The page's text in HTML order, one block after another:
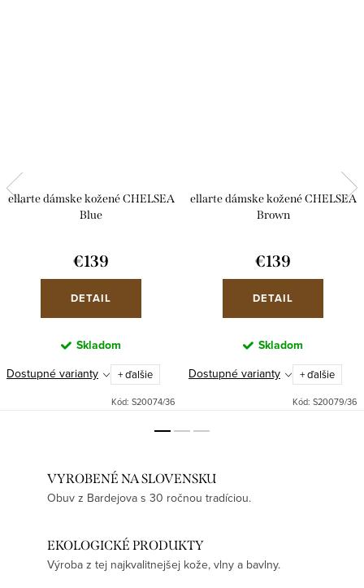
ellarte dámske kožené CHELSEA
Blue
€139
DETAIL
Skladom
Dostupné varianty
+ ďalšie
Kód: S20074/36
ellarte dámske kožené CHELSEA
Brown
€139
DETAIL
Skladom
Dostupné varianty
+ ďalšie
Kód: S20079/36
VYROBENÉ NA SLOVENSKU
Obuv z Bardejova s 30 ročnou tradíciou.
EKOLOGICKÉ PRODUKTY
Výroba z tej najkvalitnejšej kože, vlny a bavlny.